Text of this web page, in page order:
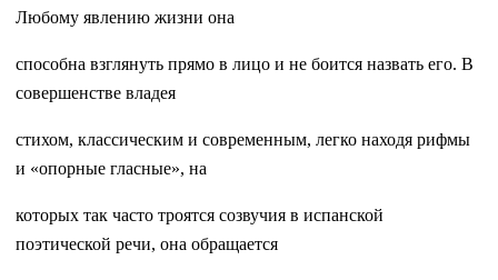
Любому явлению жизни она
способна взглянуть прямо в лицо и не боится назвать его. В
совершенстве владея
стихом, классическим и современным, легко находя рифмы
и «опорные гласные», на
которых так часто троятся созвучия в испанской
поэтической речи, она обращается